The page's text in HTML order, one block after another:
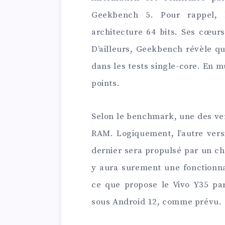
Geekbench 5. Pour rappel,
architecture 64 bits. Ses
D’ailleurs, Geekbench révèle
dans les tests single-core. En
points.
Selon le benchmark, une des
RAM. Logiquement, l’autre
dernier sera propulsé par un
y aura surement une
ce que propose le Vivo Y35
sous Android 12, comme prévu.